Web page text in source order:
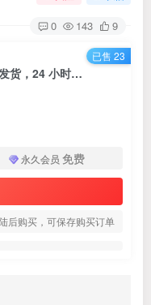
0 143 9
拼多多虚拟类目全程机器人自动回复发货，24 小时机器人运营，做好轻松月入 1-5W
永久会员 免费
后购买，可保存购买订单
已售 23